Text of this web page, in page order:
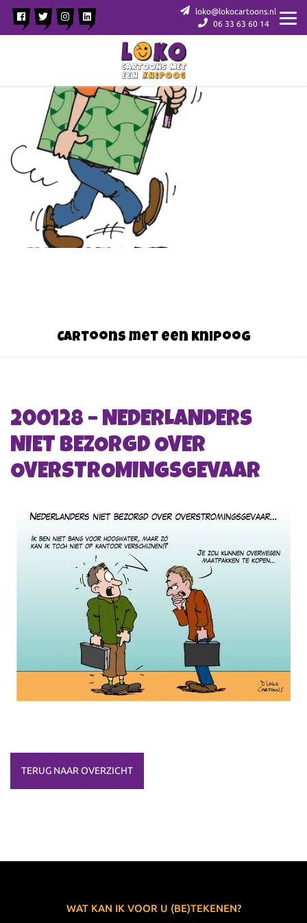
loko@lokocartoons.nl
06 33 63 60 14
Cartoons met een knipoog
200128 – NEDERLANDERS
NIET BEZORGD OVER
OVERSTROMINGSGEVAAR
TERUG NAAR OVERZICHT
WAT KAN IK VOOR U (BE)TEKENEN?